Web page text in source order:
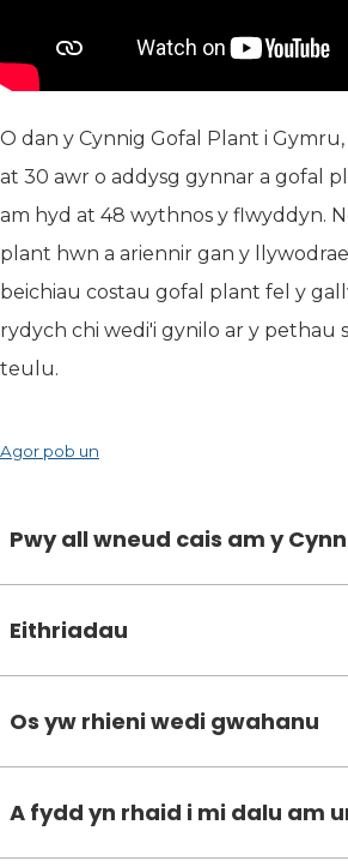
O dan y Cynnig Gofal Plant i
at 30 awr o addysg gynnar a gofal
am hyd at 48 wythnos y flwyddyn.
plant hwn a ariennir gan y
beichiau costau gofal plant fel y
rydych chi wedi'i gynilo ar y pethau
teulu.
Agor pob un
Pwy all wneud cais am y
Eithriadau
Os yw rhieni wedi gwahanu
A fydd yn rhaid i mi dalu am